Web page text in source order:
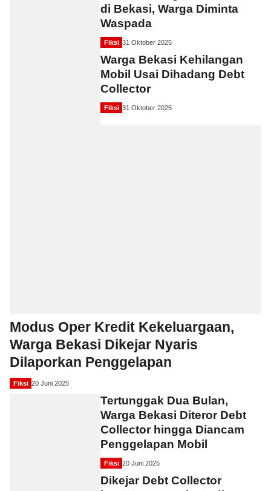
di Bekasi, Warga Diminta
Waspada
Fiksi 31 Oktober 2025
Warga Bekasi Kehilangan
Mobil Usai Dihadang Debt
Collector
Fiksi 31 Oktober 2025
Modus Oper Kredit Kekeluargaan,
Warga Bekasi Dikejar Nyaris
Dilaporkan Penggelapan
Fiksi 20 Juni 2025
Tertunggak Dua Bulan,
Warga Bekasi Diteror Debt
Collector hingga Diancam
Penggelapan Mobil
Fiksi 20 Juni 2025
Dikejar Debt Collector